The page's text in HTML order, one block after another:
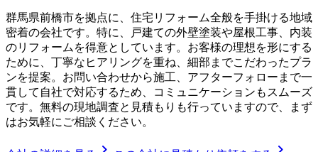
群馬県前橋市を拠点に、住宅リフォーム全般を手掛ける地域
密着の会社です。特に、戸建ての外壁塗装や屋根工事、内装
のリフォームを得意としています。お客様の理想を形にする
ために、丁寧なヒアリングを重ね、細部までこだわったプラ
ンを提案。お問い合わせから施工、アフターフォローまで一
貫して自社で対応するため、コミュニケーションもスムーズ
です。無料の現地調査と見積もりも行っていますので、まず
はお気軽にご相談ください。